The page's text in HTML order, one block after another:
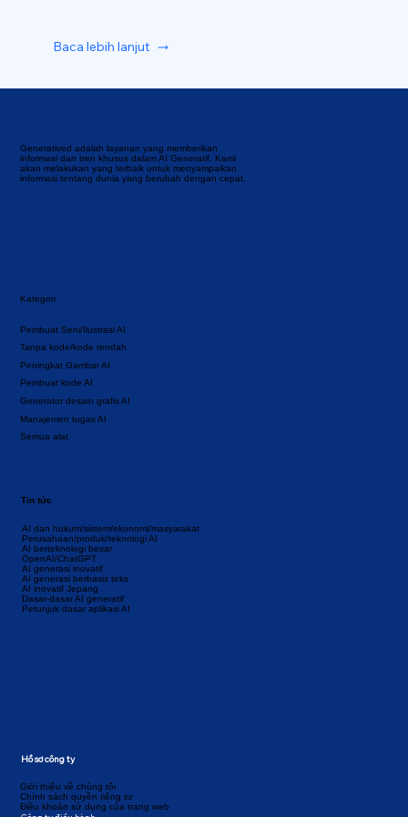
Generatived adalah layanan yang memberikan
informasi dan tren khusus dalam AI Generatif. Kami
akan melakukan yang terbaik untuk menyampaikan
informasi tentang dunia yang berubah dengan cepat.
Kategori
Semua alat
Manajemen tugas AI
Generator desain grafis AI
Tanpa kode/kode rendah
Pembuat kode AI
Peningkat Gambar AI
Pembuat Seni/Ilustrasi AI
AI dan hukum/sistem/ekonomi/masyarakat
Perusahaan/produk/teknologi AI
AI berteknologi besar
OpenAI/ChatGPT
AI generasi inovatif
AI generasi berbasis teks
AI inovatif Jepang
Dasar-dasar AI generatif
Petunjuk dasar aplikasi AI
Tin tức
Giới thiệu về chúng tôi
Chính sách quyền riêng tư
Điều khoản sử dụng của trang web
Hồ sơ công ty
Baca lebih lanjut